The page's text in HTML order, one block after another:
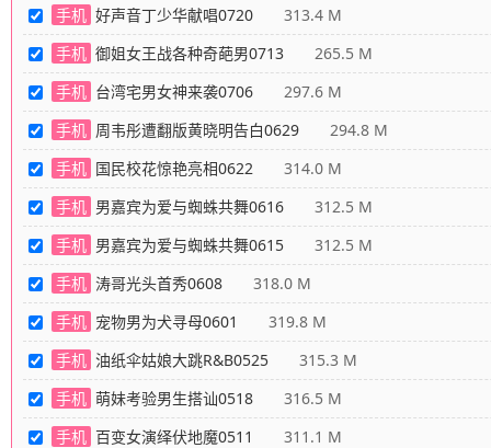
手机 好声音丁少华献唱0720 313.4 M
手机 御姐女王战各种奇葩男0713 265.5 M
手机 台湾宅男女神来袭0706 297.6 M
手机 周韦彤遭翻版黄晓明告白0629 294.8 M
手机 国民校花惊艳亮相0622 314.0 M
手机 男嘉宾为爱与蜘蛛共舞0616 312.5 M
手机 男嘉宾为爱与蜘蛛共舞0615 312.5 M
手机 涛哥光头首秀0608 318.0 M
手机 宠物男为犬寻母0601
319.8 M
手机 油纸伞姑娘大跳R&B0525 315.3 M
手机 萌妹考验男生搭讪0518 316.5 M
手机 百变女演绎伏地魔0511
311.1 M